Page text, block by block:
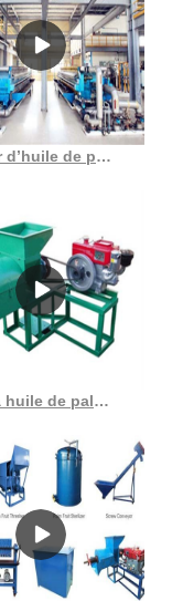
Presseur d’huile de palme à moteur diesel au meilleur prix au Sénégal
Moulin à huile de palmiste rouge, presse à huile de fruit de palme